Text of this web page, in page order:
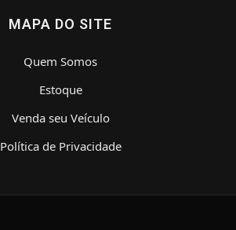
MAPA DO SITE
Quem Somos
Estoque
Venda seu Veículo
Política de Privacidade